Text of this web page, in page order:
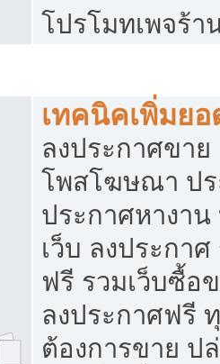
โปรโมทเพจร้า
เทคนิคเพิ่มย
ลงประกาศขา
โพสโฆษณา ป
ประกาศหางา
เว็บ ลงประกา
ฟรี รวมเว็บซื้อ
ลงประกาศฟรี
ต้องการขาย ป